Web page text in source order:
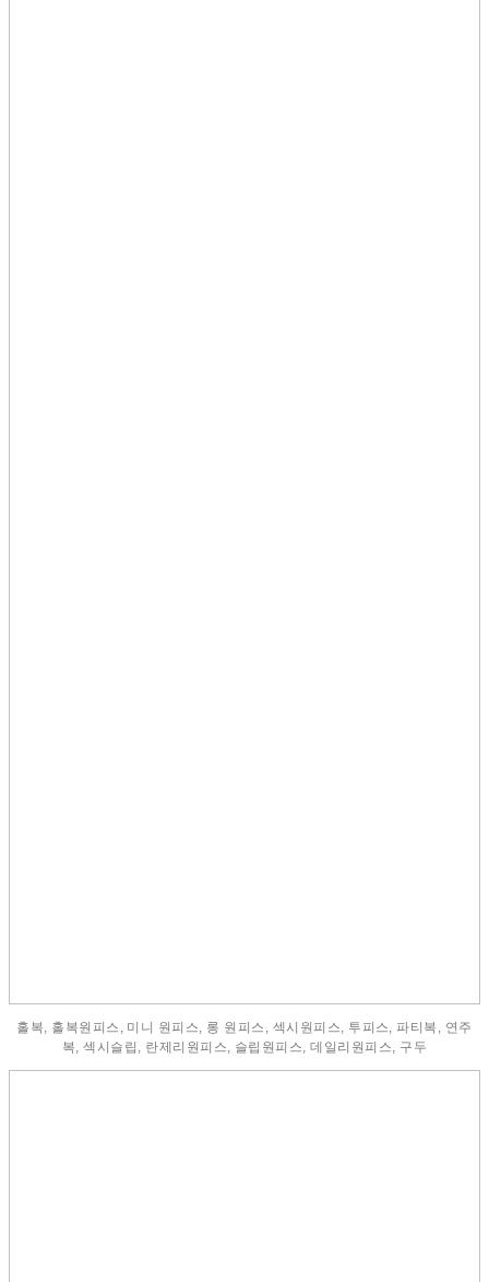
홀복, 홀복원피스, 미니 원피스, 롱 원피스, 섹시원피스, 투피스, 파티복, 연주
복, 섹시슬립, 란제리원피스, 슬립원피스, 데일리원피스, 구두